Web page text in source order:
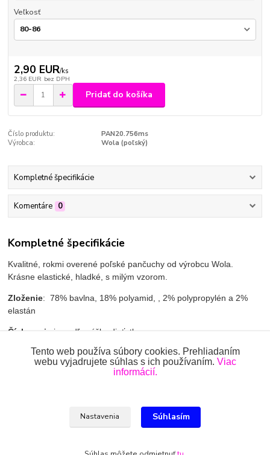
Veľkosť
2,90 EUR/ks
2,36 EUR bez DPH
Pridať do košíka
Číslo produktu:
PAN20.756ms
Výrobca:
Wola (poľský)
Kompletné špecifikácie
Komentáre 0
Kompletné špecifikácie
Kvalitné, rokmi overené poľské pančuchy od výrobcu Wola.
Krásne elastické, hladké, s milým vzorom.
Zloženie: 78% bavlna, 18% polyamid, , 2% polypropylén a 2%
elastán
Číslovanieje podľa výšky dieťatka:
56-62cm - obvod bokov - 42-46
62-74cm - obvod bokov - 46-48
92-98cm - obvod bokov - 54-58
Tento web používa súbory cookies. Prehliadaním
webu vyjadrujete súhlas s ich používaním. Viac
informácií.
Nastavenia Súhlasím